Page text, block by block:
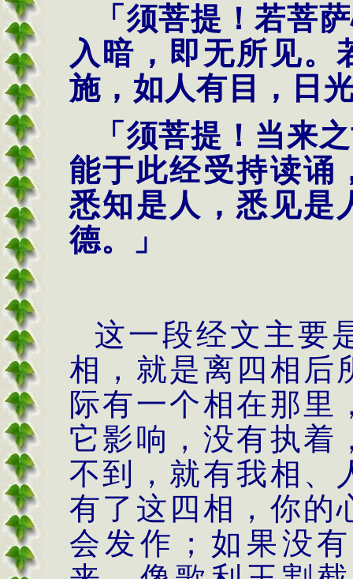
「须菩提！若菩
入暗，即无所见。
施，如人有目，日
「须菩提！当来
能于此经受持读诵
悉知是人，悉见是
德。」
这一段经文主要
相，就是离四相后
际有一个相在那里
它影响，没有执着
不到，就有我相、
有了这四相，你的
会发作；如果没